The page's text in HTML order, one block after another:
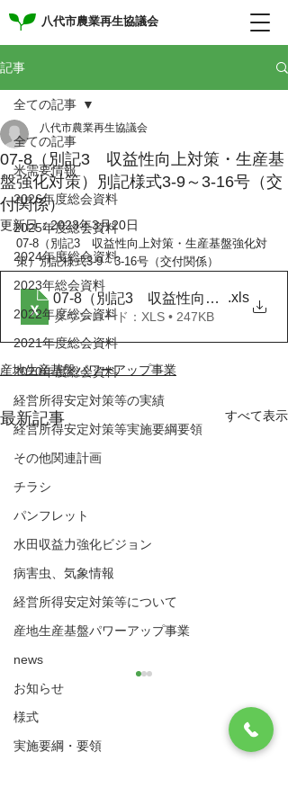
八代市農業再生協議会
記事
全ての記事
米需要情報
2026年度総会資料
2025年度総会資料
2024年度総会資料
2023年総会資料
2022年度総会資料
2021年度総会資料
2020年度総会資料
経営所得安定対策等の実績
経営所得安定対策等実施要綱要領
その他関連計画
チラシ
パンフレット
水田収益力強化ビジョン
病害虫、気象情報
経営所得安定対策等について
産地生産基盤パワーアップ事業
news
お知らせ
様式
実施要綱・要領
全ての記事
07-8（別記3 収益性向上対策・生産基
盤強化対策）別記様式3-9～3-16号（交
付関係）
八代市農業再生協議会
更新日：2023年3月20日
07-8（別記3　収益性向上対策・生産基盤強化対
策）別記様式3-9～3-16号（交付関係）
07-8（別記3 収益性向上対策・生
.xls
ダウンロード：XLS • 247KB
産地生産基盤パワーアップ事業
最新記事 すべて表示